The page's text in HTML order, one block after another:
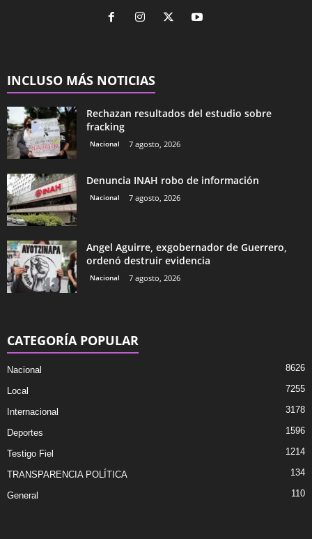
INCLUSO MÁS NOTICIAS
Rechazan resultados del estudio sobre
fracking
Nacional 7 agosto, 2026
Denuncia INAH robo de información
Nacional 7 agosto, 2026
Angel Aguirre, exgobernador de Guerrero,
ordenó destruir evidencia
Nacional 7 agosto, 2026
CATEGORÍA POPULAR
Nacional 8626
Local 7255
Internacional 3178
Deportes 1596
Testigo Fiel 1214
TRANSPARENCIA POLÍTICA 134
General 110